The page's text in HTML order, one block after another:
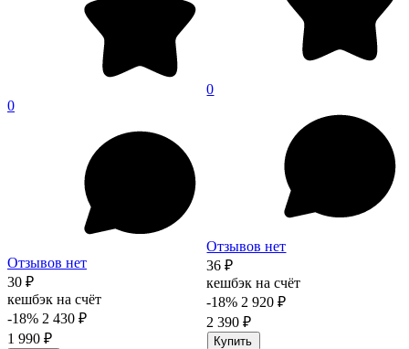
0
Отзывов нет
30 ₽
кешбэк на счёт
-18% 2 430 ₽
1 990 ₽
0
Отзывов нет
36 ₽
кешбэк на счёт
-18% 2 920 ₽
2 390 ₽
Купить